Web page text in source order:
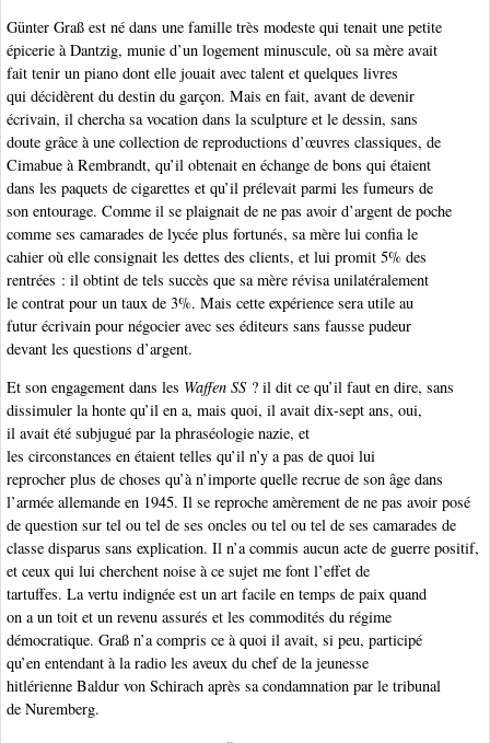
Günter Graß est né dans une famille très modeste qui tenait une petite
épicerie à Dantzig, munie d’un logement minuscule, où sa mère avait
fait tenir un piano dont elle jouait avec talent et quelques livres
qui décidèrent du destin du garçon. Mais en fait, avant de devenir
écrivain, il chercha sa vocation dans la sculpture et le dessin, sans
doute grâce à une collection de reproductions d’œuvres classiques, de
Cimabue à Rembrandt, qu’il obtenait en échange de bons qui étaient
dans les paquets de cigarettes et qu’il prélevait parmi les fumeurs de
son entourage. Comme il se plaignait de ne pas avoir d’argent de poche
comme ses camarades de lycée plus fortunés, sa mère lui confia le
cahier où elle consignait les dettes des clients, et lui promit 5% des
rentrées : il obtint de tels succès que sa mère révisa unilatéralement
le contrat pour un taux de 3%. Mais cette expérience sera utile au
futur écrivain pour négocier avec ses éditeurs sans fausse pudeur
devant les questions d’argent.
Et son engagement dans les Waffen SS? il dit ce qu’il faut en dire, sans
dissimuler la honte qu’il en a, mais quoi, il avait dix-sept ans, oui,
il avait été subjugué par la phraséologie nazie, et
les circonstances en étaient telles qu’il n’y a pas de quoi lui
reprocher plus de choses qu’à n’importe quelle recrue de son âge dans
l’armée allemande en 1945. Il se reproche amèrement de ne pas avoir posé
de question sur tel ou tel de ses oncles ou tel ou tel de ses camarades de
classe disparus sans explication. Il n’a commis aucun acte de guerre positif,
et ceux qui lui cherchent noise à ce sujet me font l’effet de
tartuffes. La vertu indignée est un art facile en temps de paix quand
on a un toit et un revenu assurés et les commodités du régime
démocratique. Graß n’a compris ce à quoi il avait, si peu, participé
qu’en entendant à la radio les aveux du chef de la jeunesse
hitlérienne Baldur von Schirach après sa condamnation par le tribunal
de Nuremberg.